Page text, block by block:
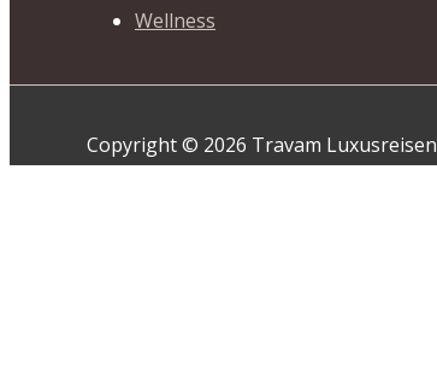
Wellness
Copyright © 2026 Travam